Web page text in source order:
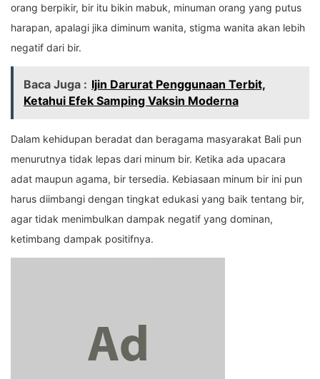
orang berpikir, bir itu bikin mabuk, minuman orang yang putus
harapan, apalagi jika diminum wanita, stigma wanita akan lebih
negatif dari bir.
Baca Juga : Ijin Darurat Penggunaan Terbit,
Ketahui Efek Samping Vaksin Moderna
Dalam kehidupan beradat dan beragama masyarakat Bali pun
menurutnya tidak lepas dari minum bir. Ketika ada upacara
adat maupun agama, bir tersedia. Kebiasaan minum bir ini pun
harus diimbangi dengan tingkat edukasi yang baik tentang bir,
agar tidak menimbulkan dampak negatif yang dominan,
ketimbang dampak positifnya.